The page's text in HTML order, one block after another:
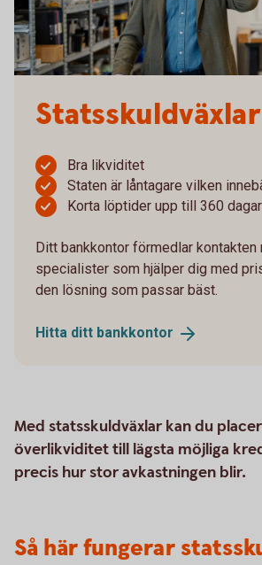
Statsskuldväxlar
Bra likviditet
Staten är låntagare vilken
Korta löptider upp till 360 dagar
Ditt bankkontor förmedlar kontakten
specialister som hjälper dig med
den lösning som passar bäst.
Hitta ditt bankkontor
Med statsskuldväxlar kan du
överlikviditet till lägsta möjliga
precis hur stor avkastningen blir.
Så här fungerar